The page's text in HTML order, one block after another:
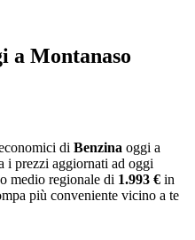
a Montanaso
di Benzina oggi a
i prezzi aggiornati ad oggi
medio regionale di 1.993 € in
più conveniente vicino a te